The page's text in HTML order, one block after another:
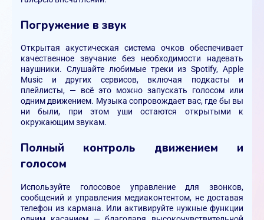
Погружение в звук
Открытая акустическая система очков обеспечивает
качественное звучание без необходимости надевать
наушники. Слушайте любимые треки из Spotify, Apple
Music и других сервисов, включая подкасты и
плейлисты, — всё это можно запускать голосом или
одним движением. Музыка сопровождает вас, где бы вы
ни были, при этом уши остаются открытыми к
окружающим звукам.
Полный контроль движением и
голосом
Используйте голосовое управление для звонков,
сообщений и управления медиаконтентом, не доставая
телефон из кармана. Или активируйте нужные функции